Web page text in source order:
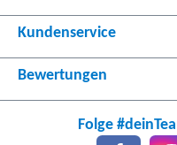
Kundenservice
Bewertungen
Folge